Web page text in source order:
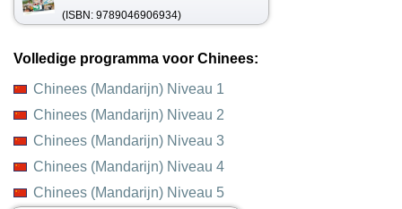
(ISBN: 9789046906934)
Volledige programma voor Chinees:
Chinees (Mandarijn) Niveau 1
Chinees (Mandarijn) Niveau 2
Chinees (Mandarijn) Niveau 3
Chinees (Mandarijn) Niveau 4
Chinees (Mandarijn) Niveau 5